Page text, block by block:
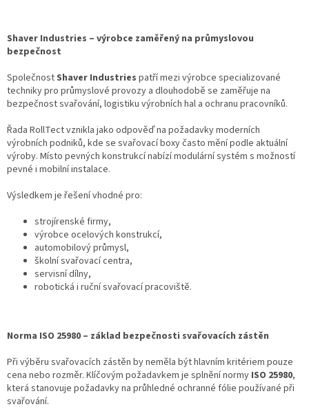
Shaver Industries – výrobce zaměřený na průmyslovou
bezpečnost
SpolečnostShaver Industries patří mezi výrobce specializované
techniky pro průmyslové provozy a dlouhodobě se zaměřuje na
bezpečnost svařování, logistiku výrobních hal a ochranu pracovníků.
Řada RollTect vznikla jako odpověď na požadavky moderních
výrobních podniků, kde se svařovací boxy často mění podle aktuální
výroby. Místo pevných konstrukcí nabízí modulární systém s možností
pevné i mobilní instalace.
Výsledkem je řešení vhodné pro:
strojírenské firmy,
výrobce ocelových konstrukcí,
automobilový průmysl,
školní svařovací centra,
servisní dílny,
robotická i ruční svařovací pracoviště.
Norma ISO 25980 – základ bezpečnosti svařovacích zástěn
Při výběru svařovacích zástěn by neměla být hlavním kritériem pouze
cena nebo rozměr. Klíčovým požadavkem je splnění normy ISO 25980,
která stanovuje požadavky na průhledné ochranné fólie používané při
svařování.